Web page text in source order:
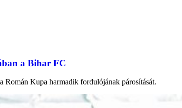
a Bihar FC
Román Kupa harmadik fordulójának párosítását.